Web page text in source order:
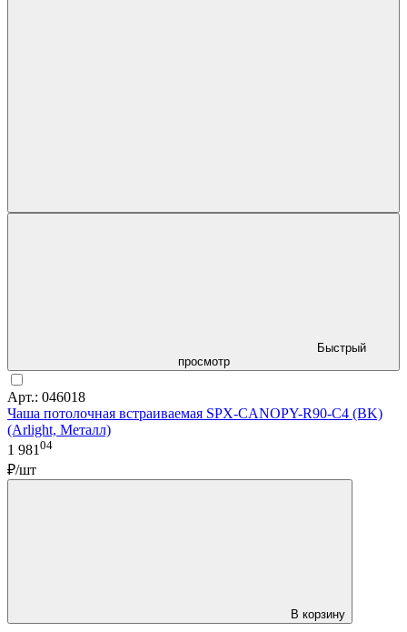
Быстрый
просмотр
Арт.: 046018
Чаша потолочная встраиваемая SPX-CANOPY-R90-C4 (BK)
(Arlight, Металл)
1 98104
₽/шт
В корзину